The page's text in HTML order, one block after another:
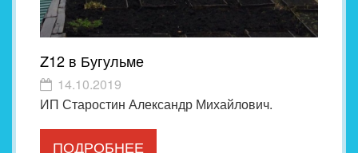
Z12 в Бугульме
14.10.2019
ИП Старостин Александр Михайлович.
ПОДРОБНЕЕ